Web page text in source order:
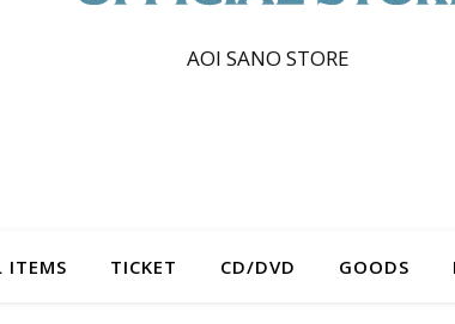
AOI SANO STORE
ITEMS TICKET CD/DVD GOODS